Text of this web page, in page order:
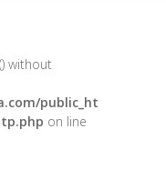
without
public_ht
on line